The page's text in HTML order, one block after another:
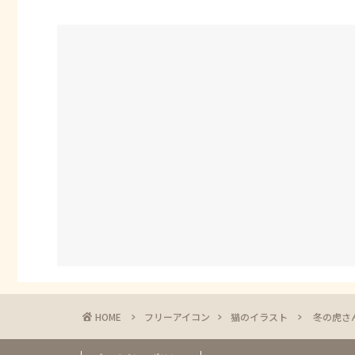
HOME フリーアイコン 猫のイラスト 冬の虎さ